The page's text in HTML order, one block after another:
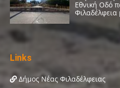
Links
Δήμος Νέας Φιλαδέλφειας